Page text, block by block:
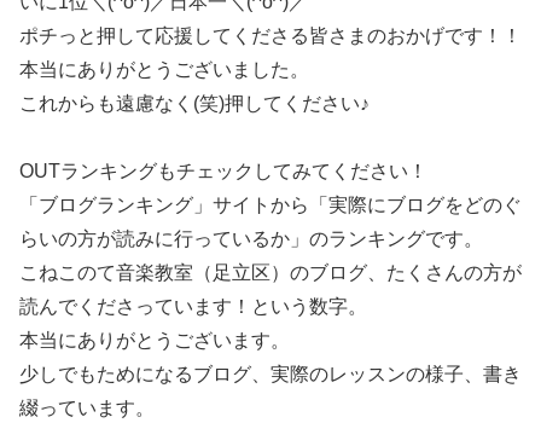
ポチっと押して応援してくださる皆さまのおかげです！！
本当にありがとうございました。
これからも遠慮なく(笑)押してください♪
OUTランキングもチェックしてみてください！
「ブログランキング」サイトから「実際にブログをどのぐ
らいの方が読みに行っているか」のランキングです。
こねこのて音楽教室（足立区）のブログ、たくさんの方が
読んでくださっています！という数字。
本当にありがとうございます。
少しでもためになるブログ、実際のレッスンの様子、書き
綴っています。